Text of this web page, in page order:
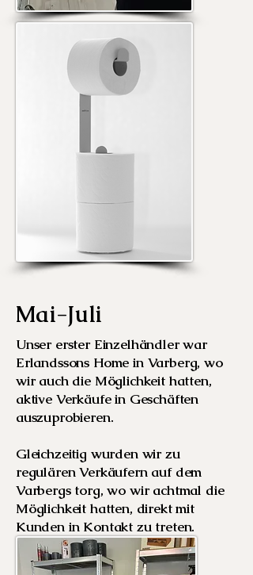
Mai-Juli
Unser erster Einzelhändler war
Erlandssons Home in Varberg, wo
wir auch die Möglichkeit hatten,
aktive Verkäufe in Geschäften
auszuprobieren.
Gleichzeitig wurden wir zu
regulären Verkäufern auf dem
Varbergs torg, wo wir achtmal die
Möglichkeit hatten, direkt mit
Kunden in Kontakt zu treten.